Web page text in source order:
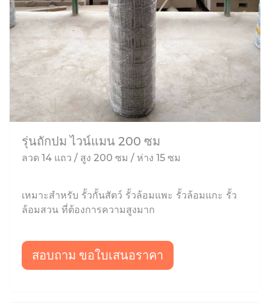
รุ่นถักปม ไวน์แมน 200 ซม
ลวด 14 แถว / สูง 200 ซม / ห่าง 15 ซม
เหมาะสำหรับ รั้วกั้นสัตว์ รั้วล้อมแพะ รั้วล้อมแกะ รั้ว
ล้อมสวน ที่ต้องการความสูงมาก
สอบถาม ขอใบเสนอราคา